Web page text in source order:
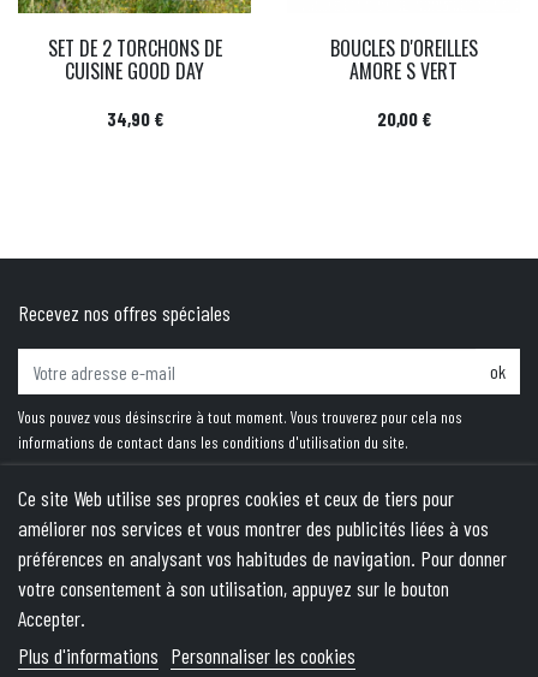
SET DE 2 TORCHONS DE
CUISINE GOOD DAY
Prix
34,90 €
BOUCLES D'OREILLES
AMORE S VERT
Prix
20,00 €
Recevez nos offres spéciales
ok
Vous pouvez vous désinscrire à tout moment. Vous trouverez pour cela nos
informations de contact dans les conditions d'utilisation du site.
PRODUITS
NOTRE SOCIÉTÉ
VOTRE COMPTE
Ce site Web utilise ses propres cookies et ceux de tiers pour
améliorer nos services et vous montrer des publicités liées à vos
préférences en analysant vos habitudes de navigation. Pour donner
votre consentement à son utilisation, appuyez sur le bouton
Accepter.
Plus d'informations Personnaliser les cookies